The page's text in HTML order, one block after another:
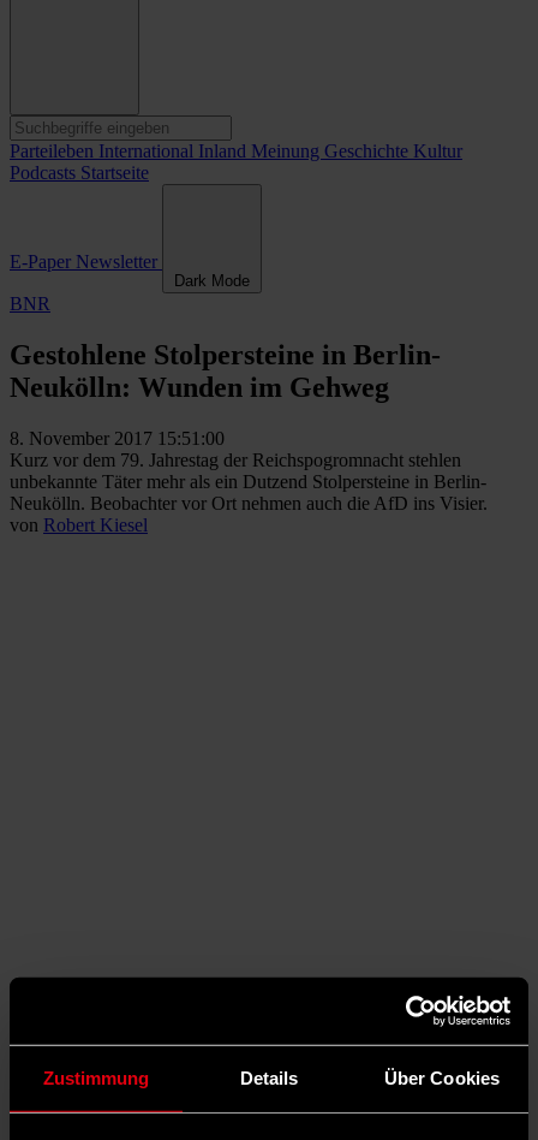
Zustimmung Details Über Cookies
Parteileben International Inland Meinung Geschichte Kultur
Podcasts Startseite
E-Paper Newsletter
Dark Mode
BNR
Gestohlene Stolpersteine in Berlin-
Neukölln: Wunden im Gehweg
8. November 2017 15:51:00
Kurz vor dem 79. Jahrestag der Reichspogromnacht stehlen
unbekannte Täter mehr als ein Dutzend Stolpersteine in Berlin-
Neukölln. Beobachter vor Ort nehmen auch die AfD ins Visier.
von Robert Kiesel
Auf Facebook teilen